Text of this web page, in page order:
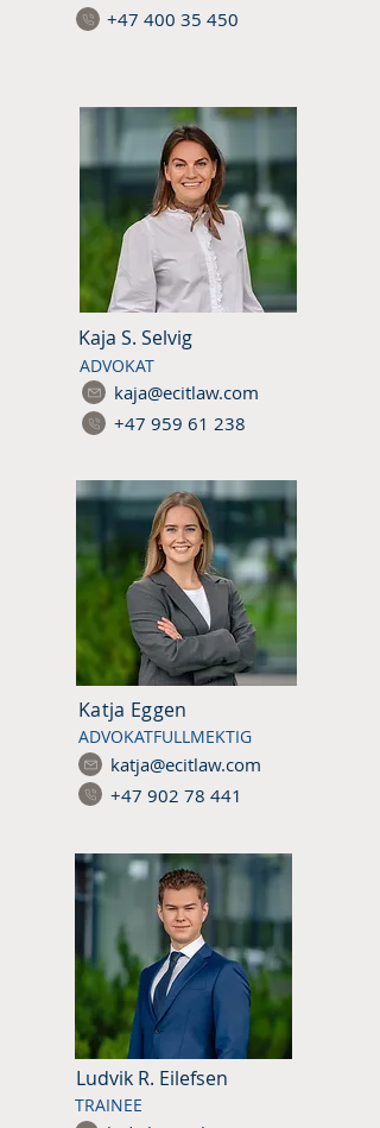
+47 400 35 450
Kaja S. Selvig
ADVOKAT
kaja@ecitlaw.com
+47 959 61 238
Katja Eggen
ADVOKATFULLMEKTIG
katja@ecitlaw.com
+47 902 78 441
Ludvik R. Eilefsen
TRAINEE